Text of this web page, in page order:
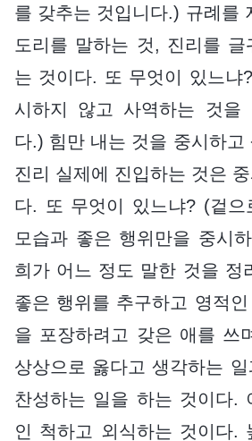
를 갖추는 것입니다.) 규례를
도리를 말하는 것, 진리를 글
는 것이다. 또 무엇이 있느냐
시하지 않고 사역하는 것을
다.) 힘만 내는 것을 중시하고
진리 실제에 진입하는 것은
다. 또 무엇이 있느냐? (겉으
모습과 좋은 행위만을 중시
희가 어느 정도 말한 것을 정
좋은 행위를 추구하고 영적
을 포장하려고 갖은 애를 쓰
상상으로 옳다고 생각하는
찬성하는 일을 하는 것이다.
인 척하고 외식하는 것이다.